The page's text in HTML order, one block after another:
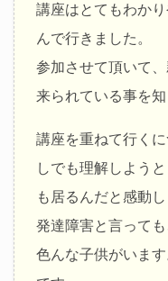
講座はとてもわか
んで行きました。
参加させて頂いて
来られている事を知
講座を重ねて行く
しでも理解しよう
も居るんだと感動し
発達障害と言っても
色んな子供がいま